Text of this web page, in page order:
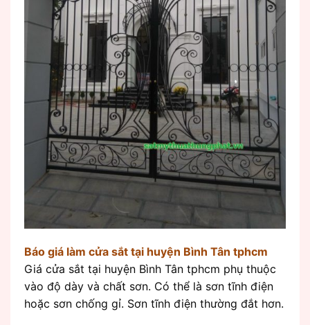
Báo giá làm cửa sắt tại huyện Bình Tân tphcm
Giá cửa sắt tại huyện Bình Tân tphcm phụ thuộc
vào độ dày và chất sơn. Có thể là sơn tĩnh điện
hoặc sơn chống gỉ. Sơn tĩnh điện thường đắt hơn.